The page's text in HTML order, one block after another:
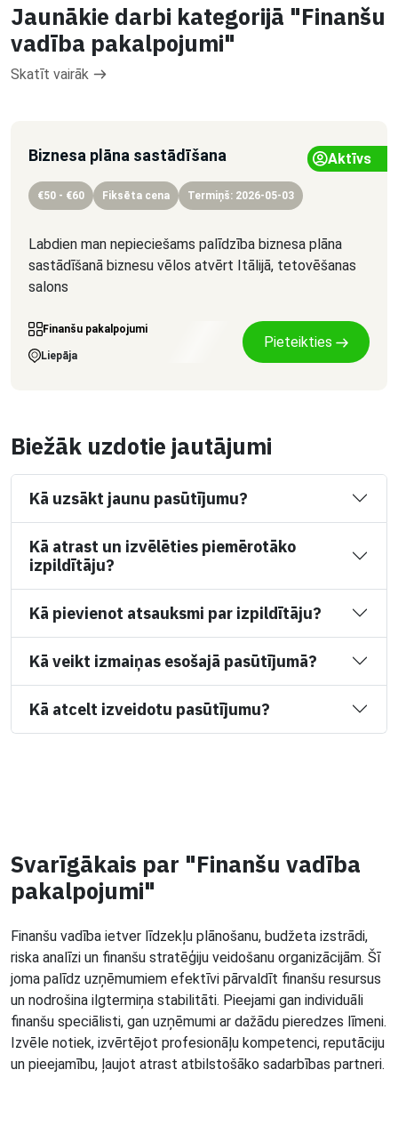
Jaunākie darbi kategorijā "Finanšu
vadība pakalpojumi"
Skatīt vairāk
Biznesa plāna sastādīšana Aktīvs
€50 - €60 Fiksēta cena Termiņš: 2026-05-03
Labdien man nepieciešams palīdzība biznesa plāna
sastādīšanā biznesu vēlos atvērt Itālijā, tetovēšanas
salons
Finanšu pakalpojumi
Liepāja
Pieteikties
Biežāk uzdotie jautājumi
Kā uzsākt jaunu pasūtījumu?
Kā atrast un izvēlēties piemērotāko
izpildītāju?
Kā pievienot atsauksmi par izpildītāju?
Kā veikt izmaiņas esošajā pasūtījumā?
Kā atcelt izveidotu pasūtījumu?
Svarīgākais par "Finanšu vadība
pakalpojumi"
Finanšu vadība ietver līdzekļu plānošanu, budžeta izstrādi,
riska analīzi un finanšu stratēģiju veidošanu organizācijām. Šī
joma palīdz uzņēmumiem efektīvi pārvaldīt finanšu resursus
un nodrošina ilgtermiņa stabilitāti. Pieejami gan individuāli
finanšu speciālisti, gan uzņēmumi ar dažādu pieredzes līmeni.
Izvēle notiek, izvērtējot profesionāļu kompetenci, reputāciju
un pieejamību, ļaujot atrast atbilstošāko sadarbības partneri.